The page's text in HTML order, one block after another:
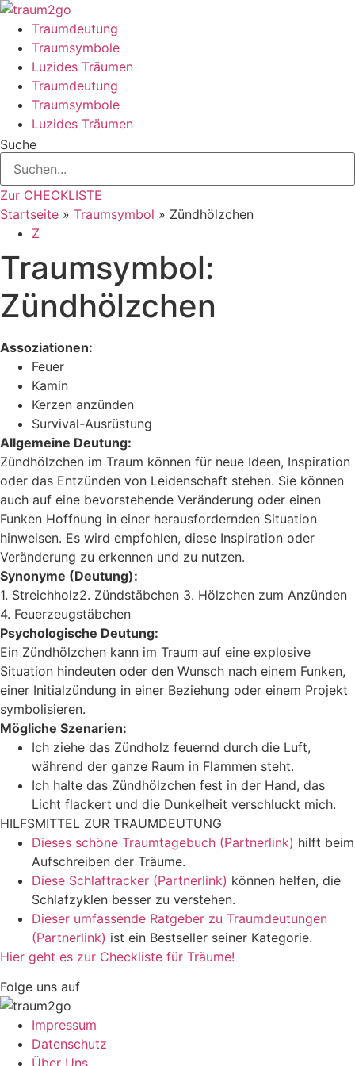
Zum
Inhalt
springen
Traumdeutung
Traumsymbole
Luzides Träumen
Traumdeutung
Traumsymbole
Luzides Träumen
Suche
Zur CHECKLISTE
Startseite » Traumsymbol » Zündhölzchen
Z
Traumsymbol:
Zündhölzchen
Assoziationen:
Feuer
Kamin
Kerzen anzünden
Survival-Ausrüstung
Allgemeine Deutung:
Zündhölzchen im Traum können für neue Ideen, Inspiration
oder das Entzünden von Leidenschaft stehen. Sie können
auch auf eine bevorstehende Veränderung oder einen
Funken Hoffnung in einer herausfordernden Situation
hinweisen. Es wird empfohlen, diese Inspiration oder
Veränderung zu erkennen und zu nutzen.
Synonyme (Deutung):
1. Streichholz2. Zündstäbchen 3. Hölzchen zum Anzünden
4. Feuerzeugstäbchen
Psychologische Deutung:
Ein Zündhölzchen kann im Traum auf eine explosive
Situation hindeuten oder den Wunsch nach einem Funken,
einer Initialzündung in einer Beziehung oder einem Projekt
symbolisieren.
Mögliche Szenarien:
Ich ziehe das Zündholz feuernd durch die Luft,
während der ganze Raum in Flammen steht.
Ich halte das Zündhölzchen fest in der Hand, das
Licht flackert und die Dunkelheit verschluckt mich.
HILFSMITTEL ZUR TRAUMDEUTUNG
Dieses schöne Traumtagebuch (Partnerlink) hilft beim
Aufschreiben der Träume.
Diese Schlaftracker (Partnerlink) können helfen, die
Schlafzyklen besser zu verstehen.
Dieser umfassende Ratgeber zu Traumdeutungen
(Partnerlink) ist ein Bestseller seiner Kategorie.
Hier geht es zur Checkliste für Träume!
Folge uns auf
Impressum
Datenschutz